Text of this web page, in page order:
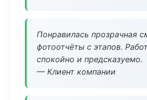
Понравилась прозрачная
фотоотчёты с этапов.
спокойно и предсказуемо.
— Клиент компании